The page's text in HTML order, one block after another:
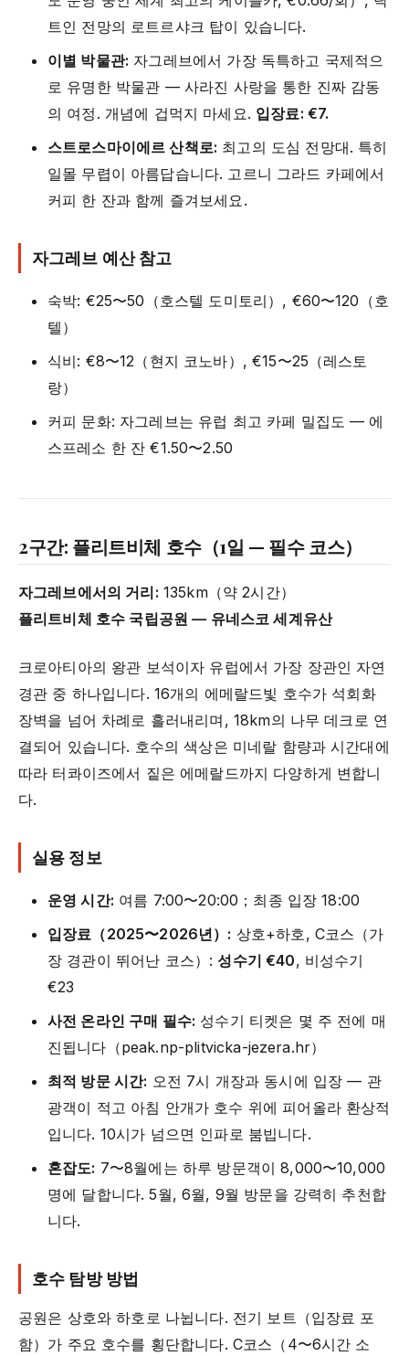
트인 전망의 로트르샤크 탑이 있습니다.
이별 박물관: 자그레브에서 가장 독특하고 국제적으
로 유명한 박물관 — 사라진 사랑을 통한 진짜 감동
의 여정. 개념에 겁먹지 마세요. 입장료: €7.
스트로스마이에르 산책로: 최고의 도심 전망대. 특히
일몰 무렵이 아름답습니다. 고르니 그라드 카페에서
커피 한 잔과 함께 즐겨보세요.
자그레브 예산 참고
숙박: €25〜50（호스텔 도미토리）, €60〜120（호
텔）
식비: €8〜12（현지 코노바）, €15〜25（레스토
랑）
커피 문화: 자그레브는 유럽 최고 카페 밀집도 — 에
스프레소 한 잔 €1.50〜2.50
2구간: 플리트비체 호수（1일 — 필수 코스）
자그레브에서의 거리: 135km（약 2시간）
플리트비체 호수 국립공원 — 유네스코 세계유산
크로아티아의 왕관 보석이자 유럽에서 가장 장관인 자연
경관 중 하나입니다. 16개의 에메랄드빛 호수가 석회화
장벽을 넘어 차례로 흘러내리며, 18km의 나무 데크로 연
결되어 있습니다. 호수의 색상은 미네랄 함량과 시간대에
따라 터콰이즈에서 짙은 에메랄드까지 다양하게 변합니
다.
실용 정보
운영 시간: 여름 7:00〜20:00；최종 입장 18:00
입장료（2025〜2026년）: 상호+하호, C코스（가
장 경관이 뛰어난 코스）: 성수기 €40, 비성수기
€23
사전 온라인 구매 필수: 성수기 티켓은 몇 주 전에 매
진됩니다（peak.np-plitvicka-jezera.hr）
최적 방문 시간: 오전 7시 개장과 동시에 입장 — 관
광객이 적고 아침 안개가 호수 위에 피어올라 환상적
입니다. 10시가 넘으면 인파로 붐빕니다.
혼잡도: 7〜8월에는 하루 방문객이 8,000〜10,000
명에 달합니다. 5월, 6월, 9월 방문을 강력히 추천합
니다.
호수 탐방 방법
공원은 상호와 하호로 나뉩니다. 전기 보트（입장료 포
함）가 주요 호수를 횡단합니다. C코스（4〜6시간 소